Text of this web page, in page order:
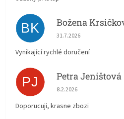
BK Božena
Hodnocení obchodu je
31.7.2026
Vynikající rychlé doručení
PJ Petra Jeništová
Hodnocení obchodu je
8.2.2026
Doporucuji, krasne zbozi